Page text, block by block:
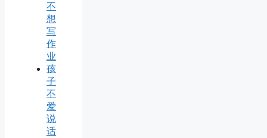
不
想
写
作
业
孩
子
不
爱
说
话